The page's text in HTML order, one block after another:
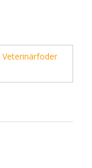
Veterinärfoder